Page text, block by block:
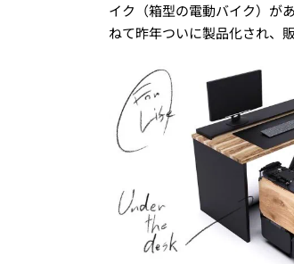
イク（箱型の電動バイク）が
ねて昨年ついに製品化され、